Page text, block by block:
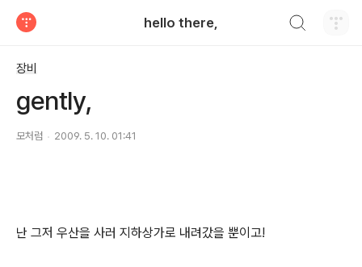
hello there,
장비
gently,
모처럼 2009. 5. 10. 01:41
난 그저 우산을 사러 지하상가로 내려갔을 뿐이고!